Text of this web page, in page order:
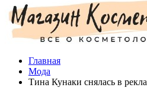
Главная
Мода
Тина Кунаки снялась в